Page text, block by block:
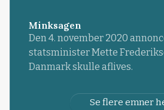
Minksagen
Den 4. november 2020
statsminister Mette
Danmark skulle aflives.
Se flere emner